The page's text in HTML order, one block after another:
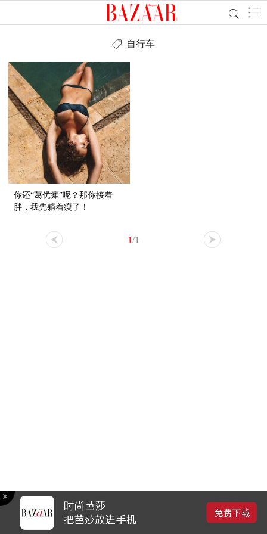
自行车
你还“葛优瘫”呢？那你接着
胖，我先躺着瘦了！
1/1